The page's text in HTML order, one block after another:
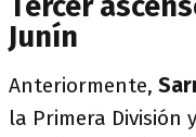
Junín
Anteriormente,
la Primera División